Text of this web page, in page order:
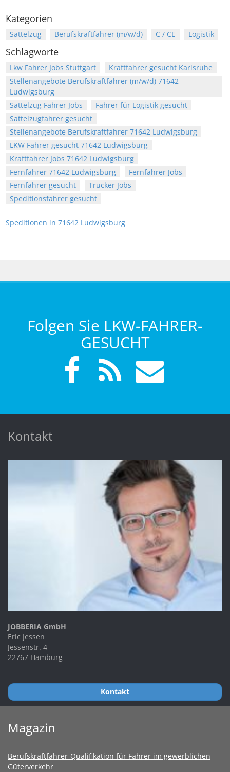
Kategorien
Sattelzug Berufskraftfahrer (m/w/d) C / CE Logistik
Schlagworte
Lkw Fahrer Jobs Stuttgart
Kraftfahrer gesucht Karlsruhe
Stellenangebote Berufskraftfahrer (m/w/d) 71642
Ludwigsburg
Sattelzug Fahrer Jobs
Fahrer für Logistik gesucht
Sattelzugfahrer gesucht
Stellenangebote Berufskraftfahrer 71642 Ludwigsburg
LKW Fahrer gesucht 71642 Ludwigsburg
Kraftfahrer Jobs 71642 Ludwigsburg
Fernfahrer 71642 Ludwigsburg
Fernfahrer Jobs
Fernfahrer gesucht
Trucker Jobs
Speditionsfahrer gesucht
Speditionen in 71642 Ludwigsburg
Folgen Sie LKW-FAHRER-
GESUCHT
Kontakt
JOBBERIA GmbH
Eric Jessen
Jessenstr. 4
22767 Hamburg
Kontakt
Magazin
Berufskraftfahrer-Qualifikation für Fahrer im gewerblichen
Güterverkehr